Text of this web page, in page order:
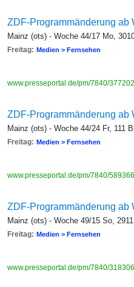
ZDF-Programmänderung ab
Mainz (ots) - Woche 44/17 Mo,
Freitag: Medien > Fernsehen
www.presseportal.de/pm/7840/
ZDF-Programmänderung ab
Mainz (ots) - Woche 44/24 Fr, 111
Freitag: Medien > Fernsehen
www.presseportal.de/pm/7840/
ZDF-Programmänderung ab
Mainz (ots) - Woche 49/15 So,
Freitag: Medien > Fernsehen
www.presseportal.de/pm/7840/